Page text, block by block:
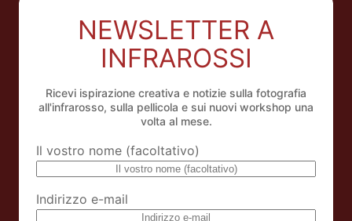
NEWSLETTER A
INFRAROSSI
Ricevi ispirazione creativa e notizie sulla fotografia
all'infrarosso, sulla pellicola e sui nuovi workshop una
volta al mese.
Il vostro nome (facoltativo)
Indirizzo e-mail